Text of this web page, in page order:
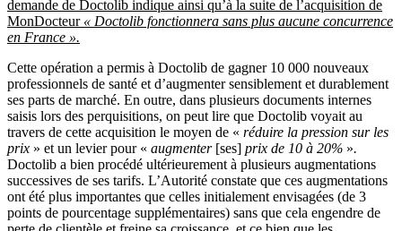
demande de Doctolib indique ainsi qu’à la suite de l’acquisition de
MonDocteur « Doctolib fonctionnera sans plus aucune concurrence
en France ».
Cette opération a permis à Doctolib de gagner 10 000 nouveaux
professionnels de santé et d’augmenter sensiblement et durablement
ses parts de marché. En outre, dans plusieurs documents internes
saisis lors des perquisitions, on peut lire que Doctolib voyait au
travers de cette acquisition le moyen de « réduire la pression sur les
prix » et un levier pour « augmenter [ses] prix de 10 à 20% ».
Doctolib a bien procédé ultérieurement à plusieurs augmentations
successives de ses tarifs. L’Autorité constate que ces augmentations
ont été plus importantes que celles initialement envisagées (de 3
points de pourcentage supplémentaires) sans que cela engendre de